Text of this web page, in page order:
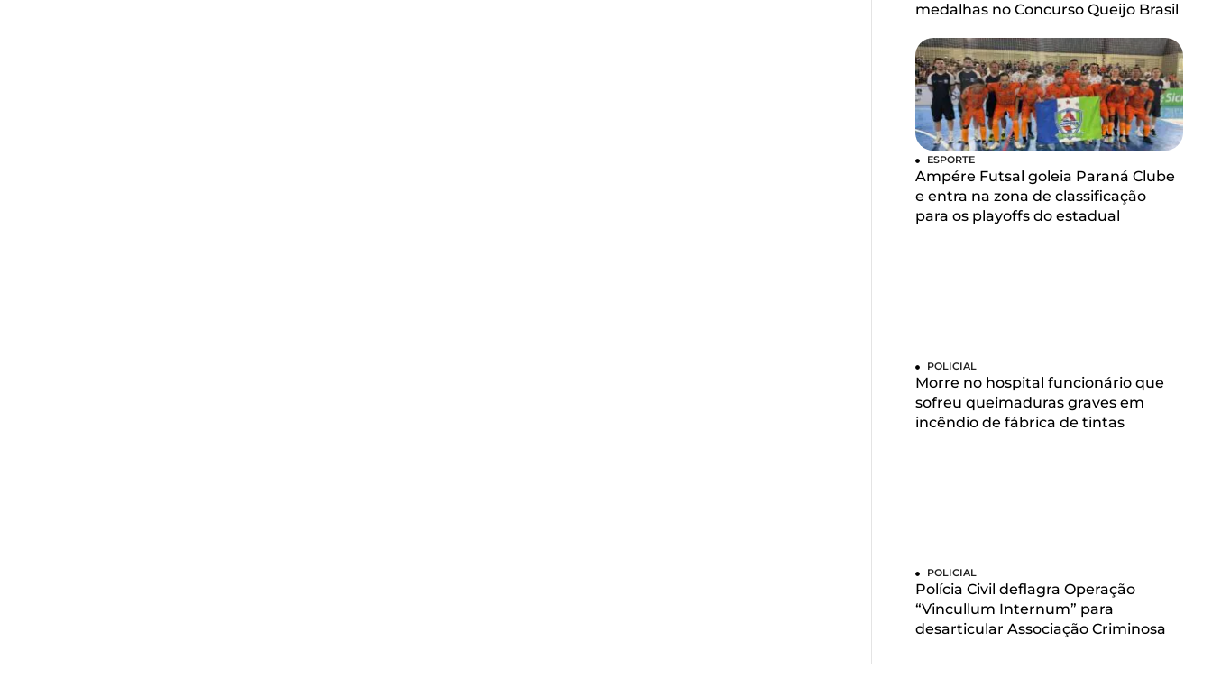
medalhas no Concurso Queijo Brasil
ESPORTE
Ampére Futsal goleia Paraná Clube
e entra na zona de classificação
para os playoffs do estadual
POLICIAL
Morre no hospital funcionário que
sofreu queimaduras graves em
incêndio de fábrica de tintas
POLICIAL
Polícia Civil deflagra Operação
“Vincullum Internum” para
desarticular Associação Criminosa